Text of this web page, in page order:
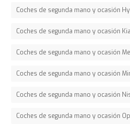
Coches de segunda mano y ocasión
Coches de segunda mano y ocasión Kia
Coches de segunda mano y ocasión
Coches de segunda mano y ocasión
Coches de segunda mano y ocasión
Coches de segunda mano y ocasión